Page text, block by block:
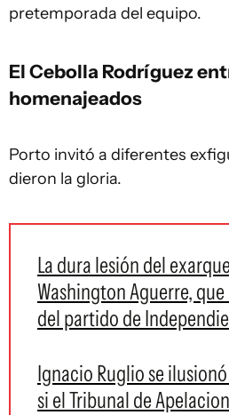
pretemporada del equipo.
El Cebolla Rodríguez
homenajeados
Porto invitó a diferentes
dieron la gloria.
La dura lesión del
Washington Aguerre,
del partido de
Ignacio Ruglio se
si el Tribunal de